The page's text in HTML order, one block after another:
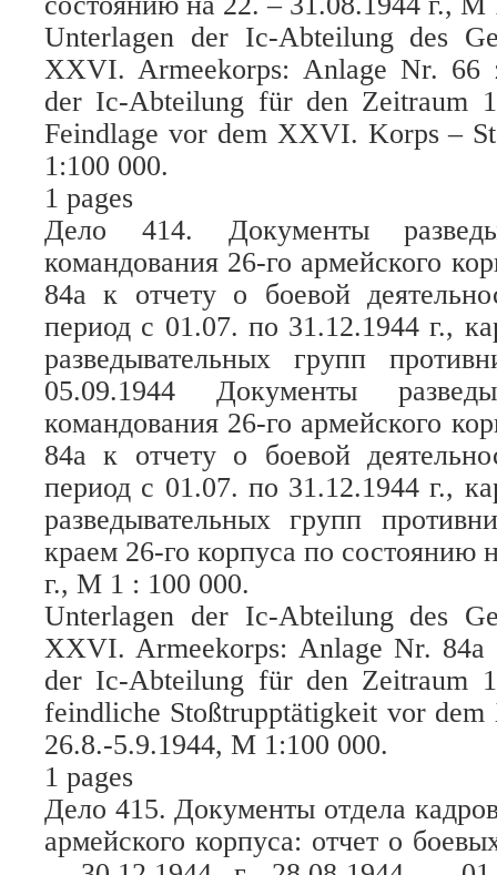
Unterlagen der Ic-Abteilung des
XXVI. Armeekorps: Anlage Nr. 66
der Ic-Abteilung für den Zeitraum
Feindlage vor dem XXVI. Korps –
1:100 000.
1 pages
Дело 414. Документы
командования 26-го армейского
84а к отчету о боевой
период с 01.07. по 31.12.1944 г.,
разведывательных групп
05.09.1944 Документы
командования 26-го армейского
84а к отчету о боевой
период с 01.07. по 31.12.1944 г.,
разведывательных групп
краем 26-го корпуса по состоянию
г., М 1 : 100 000.
Unterlagen der Ic-Abteilung des
XXVI. Armeekorps: Anlage Nr. 84a
der Ic-Abteilung für den Zeitraum
feindliche Stoßtrupptätigkeit vor
26.8.-5.9.1944, M 1:100 000.
1 pages
Дело 415. Документы отдела
армейского корпуса: отчет о